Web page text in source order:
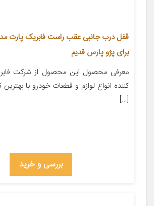
برای پژو پارس قدیم
معرفی محصول این محصول از شرکت
کننده انواع لوازم و قطعات خودرو با
[…]
بررسی و خرید